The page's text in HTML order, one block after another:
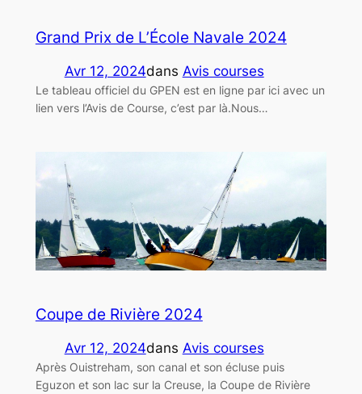
Grand Prix de L’École Navale 2024
Avr 12, 2024dans Avis courses
Le tableau officiel du GPEN est en ligne par ici avec un
lien vers l’Avis de Course, c’est par là.Nous…
Coupe de Rivière 2024
Avr 12, 2024dans Avis courses
Après Ouistreham, son canal et son écluse puis
Eguzon et son lac sur la Creuse, la Coupe de Rivière